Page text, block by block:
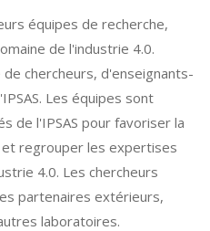
équipes de recherche,
de l'industrie 4.0.
chercheurs, d'enseignants-
Les équipes sont
de l'IPSAS pour favoriser la
regrouper les expertises
4.0. Les chercheurs
partenaires extérieurs,
laboratoires.